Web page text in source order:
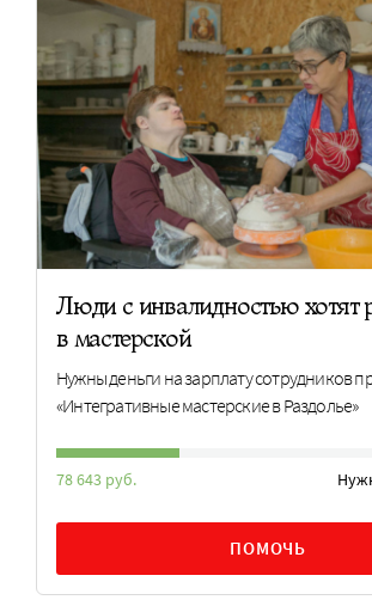
Люди с инвалидностью хотят
в мастерской
Нужны деньги на зарплату сотрудников
«Интегративные мастерские в Раздолье»
78 643 руб.
ПОМОЧЬ